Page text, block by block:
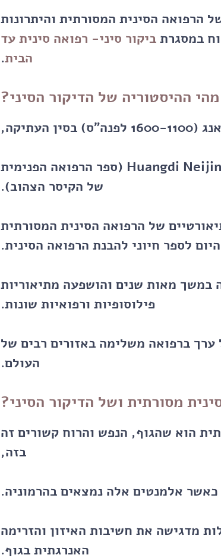
הרפואה הסינית המסורתית והיתרונות
במסגרת ביקור סיני- רפואה סינית עד
הבית.
מהי ההיסטוריה של הדיקור הסיני?
העתיקה,
שם הוא תועד לראשונה בטקסט הרפואי Huangdi Neijing (ספר הרפואה הפנימית
של הקיסר הצהוב).
של הרפואה הסינית המסורתית
לספר חיוני להבנת הרפואה הסינית.
במשך מאות שנים והושפעה מתיאוריות
פילוסופיות ורפואיות שונות.
ערך ברפואה משלימה באזורים רבים של
העולם.
מסורתית ושל הדיקור הסיני?
הוא שהגוף, הנפש והרוח קשורים זה
בזה,
כאשר אלמנטים אלה נמצאים בהרמוניה.
מדגישה את חשיבות האיזון והזרימה
האנרגתית בגוף.